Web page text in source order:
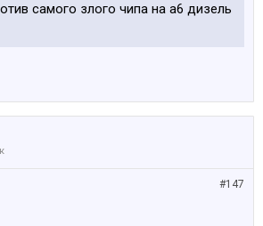
самого злого чипа на а6 дизель
#147